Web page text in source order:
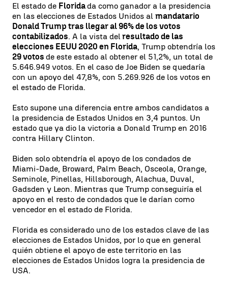
El estado de Floridada como ganador a la presidencia
en las elecciones de Estados Unidos al mandatario
Donald Trump tras llegar al 96% de los votos
contabilizados. A la vista del resultado de las
elecciones EEUU 2020 en Florida, Trump obtendría los
29 votos de este estado al obtener el 51,2%, un total de
5.646.949 votos. En el caso de Joe Biden se quedaría
con un apoyo del 47,8%, con 5.269.926 de los votos en
el estado de Florida.
Esto supone una diferencia entre ambos candidatos a
la presidencia de Estados Unidos en 3,4 puntos. Un
estado que ya dio la victoria a Donald Trump en 2016
contra Hillary Clinton.
Biden solo obtendría el apoyo de los condados de
Miami-Dade, Broward, Palm Beach, Osceola, Orange,
Seminole, Pinellas, Hillsborough, Alachua, Duval,
Gadsden y Leon. Mientras que Trump conseguiría el
apoyo en el resto de condados que le darían como
vencedor en el estado de Florida.
Florida es considerado uno de los estados clave de las
elecciones de Estados Unidos, por lo que en general
quién obtiene el apoyo de este territorio en las
elecciones de Estados Unidos logra la presidencia de
USA.